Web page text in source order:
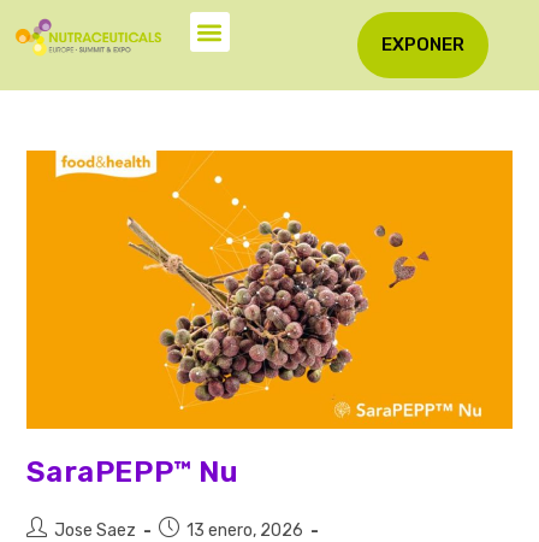
EXPONER
SaraPEPP™ Nu
Jose Saez
13 enero, 2026